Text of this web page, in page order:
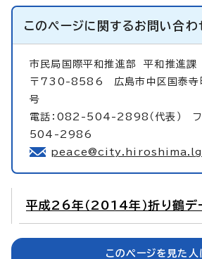
このページに関するお問い合わ
市民局国際平和推進部平和推進課
〒730-8586 広島市中区国泰寺
号
電話：082-504-2898（代表） フ
504-2986
平成26年（2014年）折り鶴デ
このページを見た人